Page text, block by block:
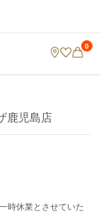
0
鹿児島店
時休業とさせていた